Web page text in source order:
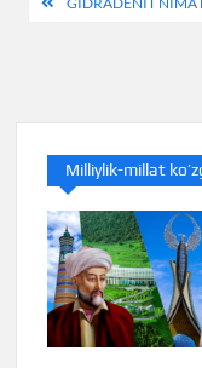
Milliylik-millat